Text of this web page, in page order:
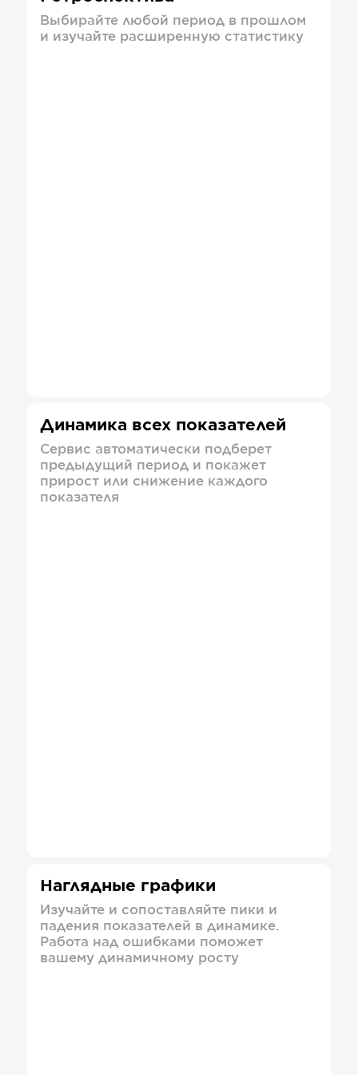
Выбирайте любой период в прошлом
и изучайте расширенную статистику
Динамика всех показателей
Сервис автоматически подберет
предыдущий период и покажет
прирост или снижение каждого
показателя
Наглядные графики
Изучайте и сопоставляйте пики и
падения показателей в динамике.
Работа над ошибками поможет
вашему динамичному росту